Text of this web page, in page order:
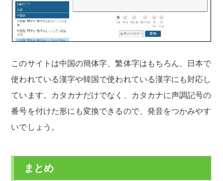
このサイトは中国の簡体字、繁体字はもちろん、日本で
使われている漢字や韓国で使われている漢字にも対応し
ています。カタカナだけでなく、カタカナに声調記号の
番号を付けた形にも変換できるので、発音をつかみやす
いでしょう。
まとめ